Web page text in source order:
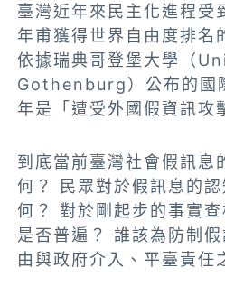
臺灣近年來民主化進程受
年甫獲得世界自由度排名
依據瑞典哥登堡大學（
Gothenburg）公布的國
年是「遭受外國假資訊攻
到底當前臺灣社會假訊息
何？ 民眾對於假訊息的
何？ 對於剛起步的事實
是否普遍？ 誰該為防制
由與政府介入、平臺責任